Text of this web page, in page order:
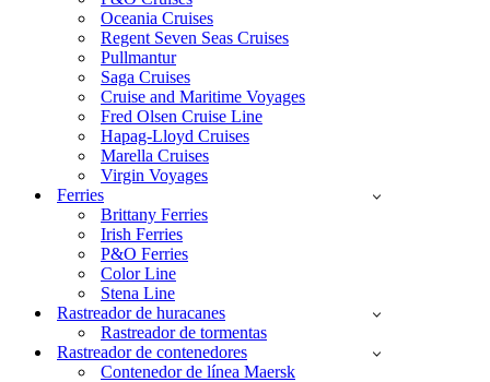
Oceania Cruises
Regent Seven Seas Cruises
Pullmantur
Saga Cruises
Cruise and Maritime Voyages
Fred Olsen Cruise Line
Hapag-Lloyd Cruises
Marella Cruises
Virgin Voyages
Ferries
Brittany Ferries
Irish Ferries
P&O Ferries
Color Line
Stena Line
Rastreador de huracanes
Rastreador de tormentas
Rastreador de contenedores
Contenedor de línea Maersk